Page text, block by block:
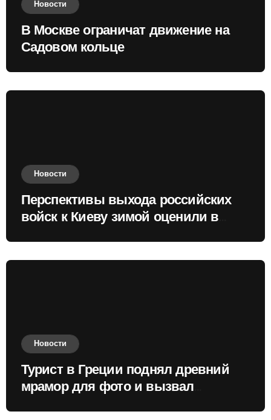
Новости
В Москве ограничат движение на
Садовом кольце
Новости
Перспективы выхода российских
войск к Киеву зимой оценили в
Новости
Турист в Греции поднял древний
мрамор для фото и вызвал